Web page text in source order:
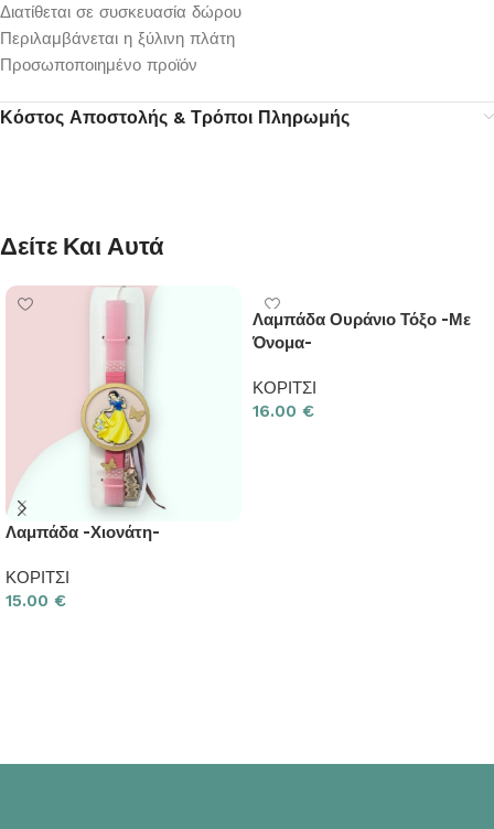
Διατίθεται σε συσκευασία δώρου
Περιλαμβάνεται η ξύλινη πλάτη
Προσωποποιημένο προϊόν
Κόστος Αποστολής & Τρόποι Πληρωμής
Δείτε Και Αυτά
Λαμπάδα -Χιονάτη-
ΚΟΡΙΤΣΙ
15.00 €
Λαμπάδα Ουράνιο Τόξο -Με
Όνομα-
ΚΟΡΙΤΣΙ
16.00 €